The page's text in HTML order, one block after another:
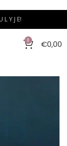
Y J E!
0 €0,00